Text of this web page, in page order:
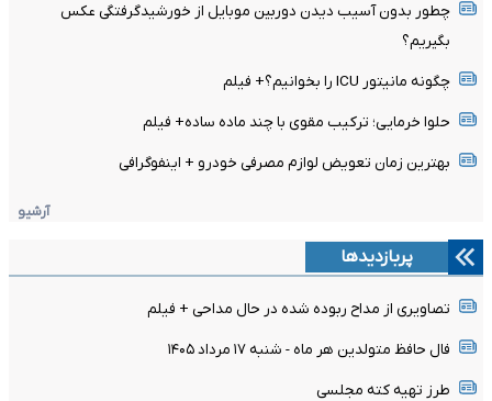
چطور بدون آسیب دیدن دوربین موبایل از خورشیدگرفتگی عکس
بگیریم؟
چگونه مانیتور ICU را بخوانیم؟+ فیلم
حلوا خرمایی؛ ترکیب مقوی با چند ماده ساده+ فیلم
بهترین زمان تعویض لوازم مصرفی خودرو + اینفوگرافی
آرشیو
پربازدیدها
تصاویری از مداح ربوده شده در حال مداحی + فیلم
فال حافظ متولدین هر ماه - شنبه ۱۷ مرداد ۱۴۰۵
طرز تهیه کته مجلسی